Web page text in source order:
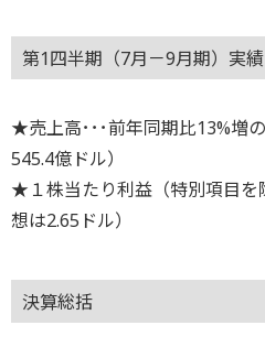
第1四半期（7月－9月期）実績
★売上高･･･前年同期比13%増
545.4億ドル）
★１株当たり利益（特別項目を
想は2.65ドル）
決算総括